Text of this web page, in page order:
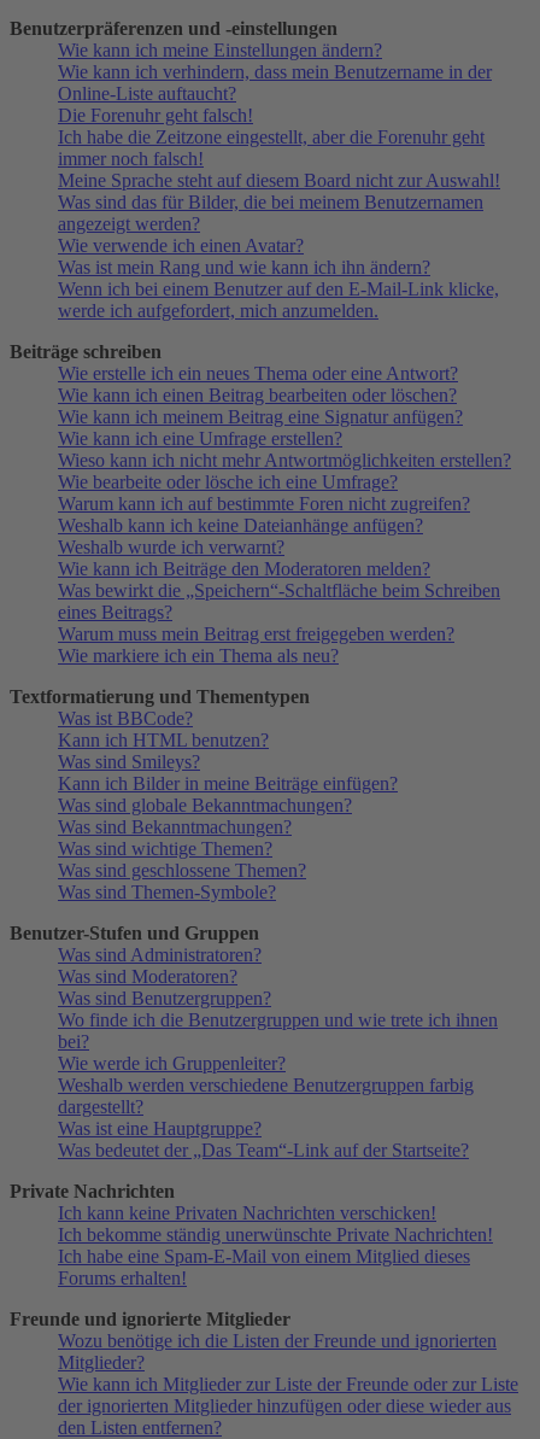
Benutzerpräferenzen und -einstellungen
Wie kann ich meine Einstellungen ändern?
Wie kann ich verhindern, dass mein Benutzername in der
Online-Liste auftaucht?
Die Forenuhr geht falsch!
Ich habe die Zeitzone eingestellt, aber die Forenuhr geht
immer noch falsch!
Meine Sprache steht auf diesem Board nicht zur Auswahl!
Was sind das für Bilder, die bei meinem Benutzernamen
angezeigt werden?
Wie verwende ich einen Avatar?
Was ist mein Rang und wie kann ich ihn ändern?
Wenn ich bei einem Benutzer auf den E-Mail-Link klicke,
werde ich aufgefordert, mich anzumelden.
Beiträge schreiben
Wie erstelle ich ein neues Thema oder eine Antwort?
Wie kann ich einen Beitrag bearbeiten oder löschen?
Wie kann ich meinem Beitrag eine Signatur anfügen?
Wie kann ich eine Umfrage erstellen?
Wieso kann ich nicht mehr Antwortmöglichkeiten erstellen?
Wie bearbeite oder lösche ich eine Umfrage?
Warum kann ich auf bestimmte Foren nicht zugreifen?
Weshalb kann ich keine Dateianhänge anfügen?
Weshalb wurde ich verwarnt?
Wie kann ich Beiträge den Moderatoren melden?
Was bewirkt die „Speichern“-Schaltfläche beim Schreiben
eines Beitrags?
Warum muss mein Beitrag erst freigegeben werden?
Wie markiere ich ein Thema als neu?
Textformatierung und Thementypen
Was ist BBCode?
Kann ich HTML benutzen?
Was sind Smileys?
Kann ich Bilder in meine Beiträge einfügen?
Was sind globale Bekanntmachungen?
Was sind Bekanntmachungen?
Was sind wichtige Themen?
Was sind geschlossene Themen?
Was sind Themen-Symbole?
Benutzer-Stufen und Gruppen
Was sind Administratoren?
Was sind Moderatoren?
Was sind Benutzergruppen?
Wo finde ich die Benutzergruppen und wie trete ich ihnen
bei?
Wie werde ich Gruppenleiter?
Weshalb werden verschiedene Benutzergruppen farbig
dargestellt?
Was ist eine Hauptgruppe?
Was bedeutet der „Das Team“-Link auf der Startseite?
Private Nachrichten
Ich kann keine Privaten Nachrichten verschicken!
Ich bekomme ständig unerwünschte Private Nachrichten!
Ich habe eine Spam-E-Mail von einem Mitglied dieses
Forums erhalten!
Freunde und ignorierte Mitglieder
Wozu benötige ich die Listen der Freunde und ignorierten
Mitglieder?
Wie kann ich Mitglieder zur Liste der Freunde oder zur Liste
der ignorierten Mitglieder hinzufügen oder diese wieder aus
den Listen entfernen?